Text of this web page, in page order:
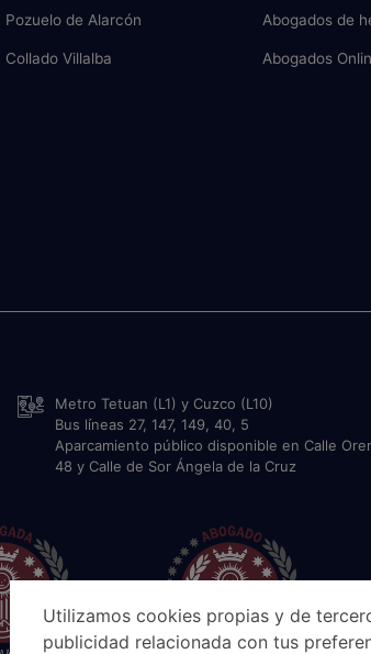
Pozuelo de Alarcón
Collado Villalba
Abogados de
Abogados
Metro Tetuan (L1) y Cuzco (L10)
Bus líneas 27, 147, 149, 40, 5
Aparcamiento público disponible en Calle
48 y Calle de Sor Ángela de la Cruz
Utilizamos cookies propias y de
publicidad relacionada con tus